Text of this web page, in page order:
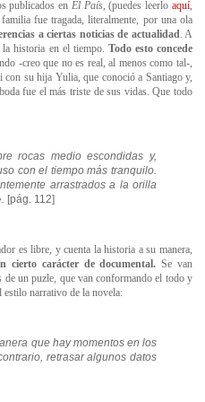
publicados en El País, (puedes leerloaquí
fue tragada, literalmente, por una ola
a ciertas noticias de actualidad . A
historia en el tiempo. Todo esto concede
-creo que no es real, al menos como tal-,
su hija Yulia, que conoció a Santiago y,
fue el más triste de sus vidas. Que todo
rocas medio escondidas y,
con el tiempo más tranquilo.
arrastrados a la orilla
[pág. 112]
es libre, y cuenta la historia a su manera,
cierto carácter de documental. Se van
de un puzle, que van conformando el todo y
estilo narrativo de la novela:
que hay momentos en los
retrasar algunos datos